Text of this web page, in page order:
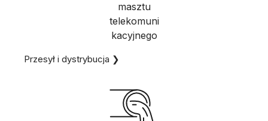
Przesył i dystrybucja ❯